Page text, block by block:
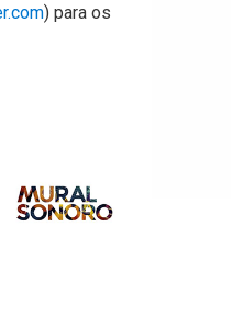
) para os